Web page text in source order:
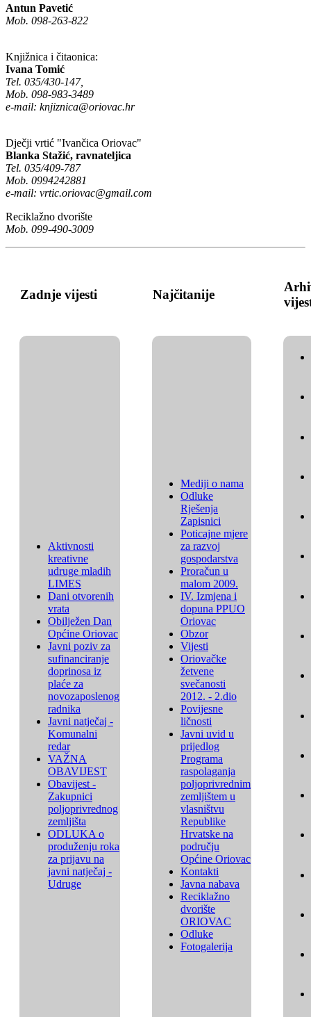
Antun Pavetić
Mob. 098-263-822
Knjižnica i čitaonica:
Ivana Tomić
Tel. 035/430-147,
Mob. 098-983-3489
e-mail: knjiznica@oriovac.hr
Dječji vrtić "Ivančica Oriovac"
Blanka Stažić, ravnateljica
Tel. 035/409-787
Mob. 0994242881
e-mail: vrtic.oriovac@gmail.com
Reciklažno dvorište
Mob. 099-490-3009
Zadnje vijesti Najčitanije
Aktivnosti
kreativne
udruge mladih
LIMES
Dani otvorenih
vrata
Obilježen Dan
Općine Oriovac
Javni poziv za
sufinanciranje
doprinosa iz
plaće za
novozaposlenog
radnika
Javni natječaj -
Komunalni
redar
VAŽNA
OBAVIJEST
Obavijest -
Zakupnici
poljoprivrednog
zemljišta
ODLUKA o
produženju roka
za prijavu na
javni natječaj -
Udruge
Mediji o nama
Odluke
Rješenja
Zapisnici
Poticajne mjere
za razvoj
gospodarstva
Proračun u
malom 2009.
IV. Izmjena i
dopuna PPUO
Oriovac
Obzor
Vijesti
Oriovačke
žetvene
svečanosti
2012. - 2.dio
Povijesne
ličnosti
Javni uvid u
prijedlog
Programa
raspolaganja
poljoprivrednim
zemljištem u
vlasništvu
Republike
Hrvatske na
području
Općine Oriovac
Kontakti
Javna nabava
Reciklažno
dvorište
ORIOVAC
Odluke
Fotogalerija